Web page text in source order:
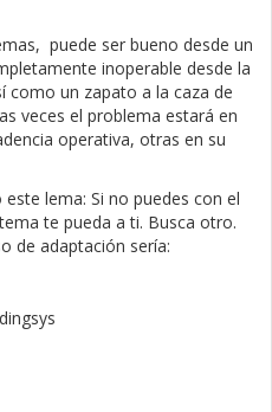
puede ser bueno desde un
inoperable desde la
como un zapato a la caza de
veces el problema estará en
operativa, otras en su
lema: Si no puedes con el
te pueda a ti. Busca otro.
de adaptación sería: